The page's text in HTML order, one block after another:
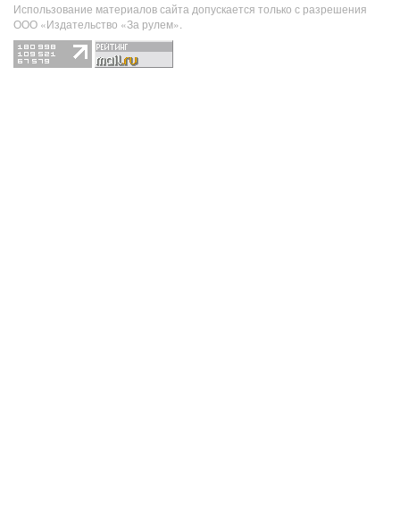
Использование материалов сайта допускается только с разрешения
ООО «Издательство «За рулем».